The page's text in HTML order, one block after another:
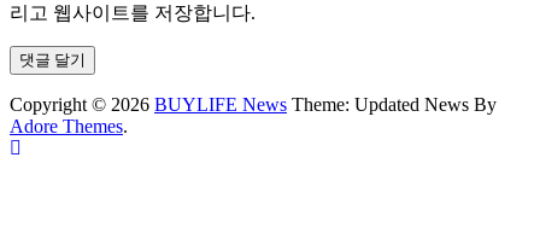
리고 웹사이트를 저장합니다.
Copyright © 2026 BUYLIFE News Theme: Updated News By
Adore Themes.